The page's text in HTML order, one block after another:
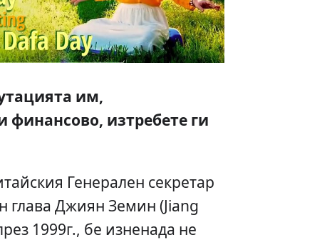
им,
финансово, изтребете ги
Генерален секретар
глава Джиян Земин (Jiang
1999г., бе изненада не